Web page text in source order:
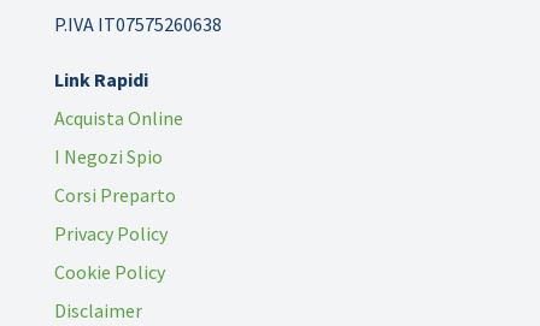
P.IVA IT07575260638
Link Rapidi
Acquista Online
I Negozi Spio
Corsi Preparto
Privacy Policy
Cookie Policy
Disclaimer